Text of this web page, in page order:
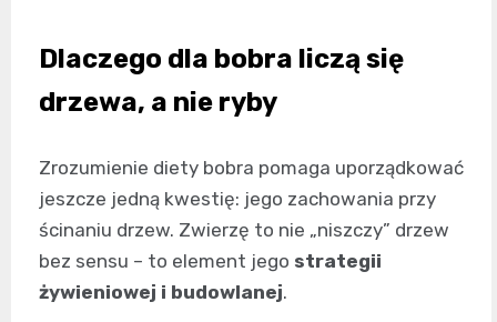
Dlaczego dla bobra liczą się
drzewa, a nie ryby
Zrozumienie diety bobra pomaga uporządkować
jeszcze jedną kwestię: jego zachowania przy
ścinaniu drzew. Zwierzę to nie „niszczy” drzew
bez sensu – to element jego strategii
żywieniowej i budowlanej.